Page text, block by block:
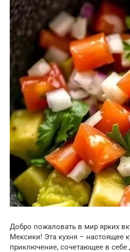
Добро пожаловать в мир ярких
Мексики! Эта кухня – настоящее
приключение, сочетающее в себе